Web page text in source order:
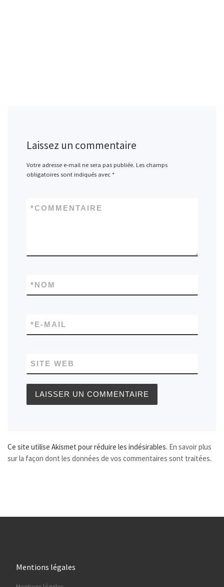
Laissez un commentaire
Votre adresse e-mail ne sera pas publiée. Les champs
obligatoires sont indiqués avec *
COMMENTAIRE
*
NOM
*
E-MAIL
*
SITE WEB
Ce site utilise Akismet pour réduire les indésirables. En savoir plus
sur la façon dont les données de vos commentaires sont traitées.
Mentions légales